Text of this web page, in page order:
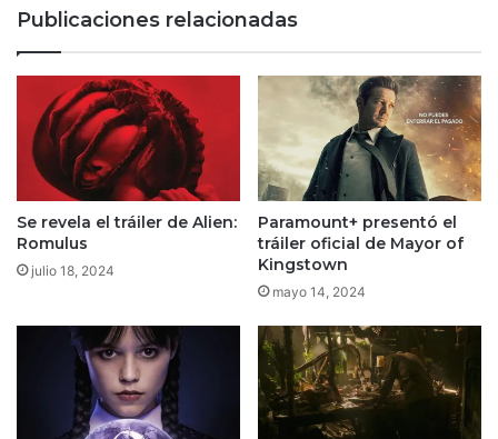
Publicaciones relacionadas
Se revela el tráiler de Alien:
Romulus
julio 18, 2024
Paramount+ presentó el
tráiler oficial de Mayor of
Kingstown
mayo 14, 2024